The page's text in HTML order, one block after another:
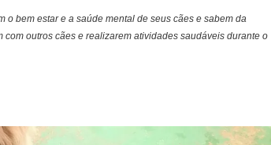
o bem estar e a saúde mental de seus cães e sabem da
com outros cães e realizarem atividades saudáveis durante o